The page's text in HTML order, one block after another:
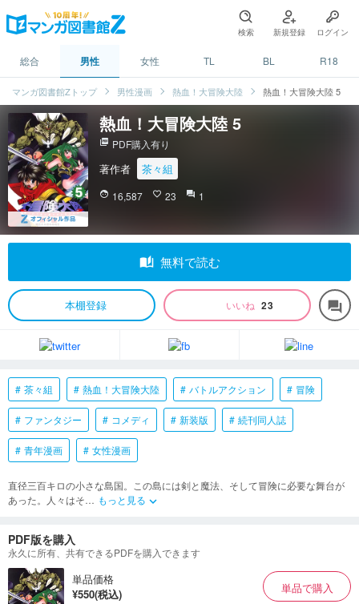
検索 新規登録 ログイン
総合 男性 女性 TL BL R18
マンガ図書館Zトップ 男性漫画 熱血！大冒険大陸 熱血！大冒険大陸 5
熱血！大冒険大陸 5
picture_as_pdf PDF購入有り
著作者 茶々組
face 16,587 favorite_border 23 question_answer 1
auto_stories 無料で読む
本棚登録 いいね 23 forum
茶々組 熱血！大冒険大陸 バトルアクション 冒険
ファンタジー コメディ 新装版 続刊同人誌
青年漫画 女性漫画
直径三百キロの小さな島国。この島には剣と魔法、そして冒険に必要な舞台が
あった。人々はそ… もっと見る keyboard_arrow_down
PDF版を購入
永久に所有、共有できるPDFを購入できます
単品価格
¥550(税込)
単品で購入